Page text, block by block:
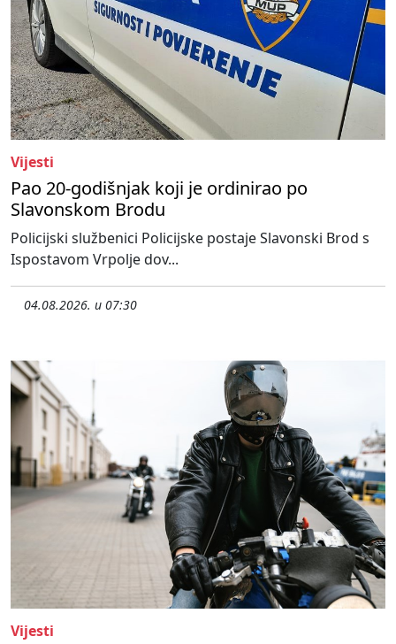
Vijesti
Pao 20-godišnjak koji je ordinirao po
Slavonskom Brodu
Policijski službenici Policijske postaje Slavonski Brod s
Ispostavom Vrpolje dov...
04.08.2026. u 07:30
Vijesti